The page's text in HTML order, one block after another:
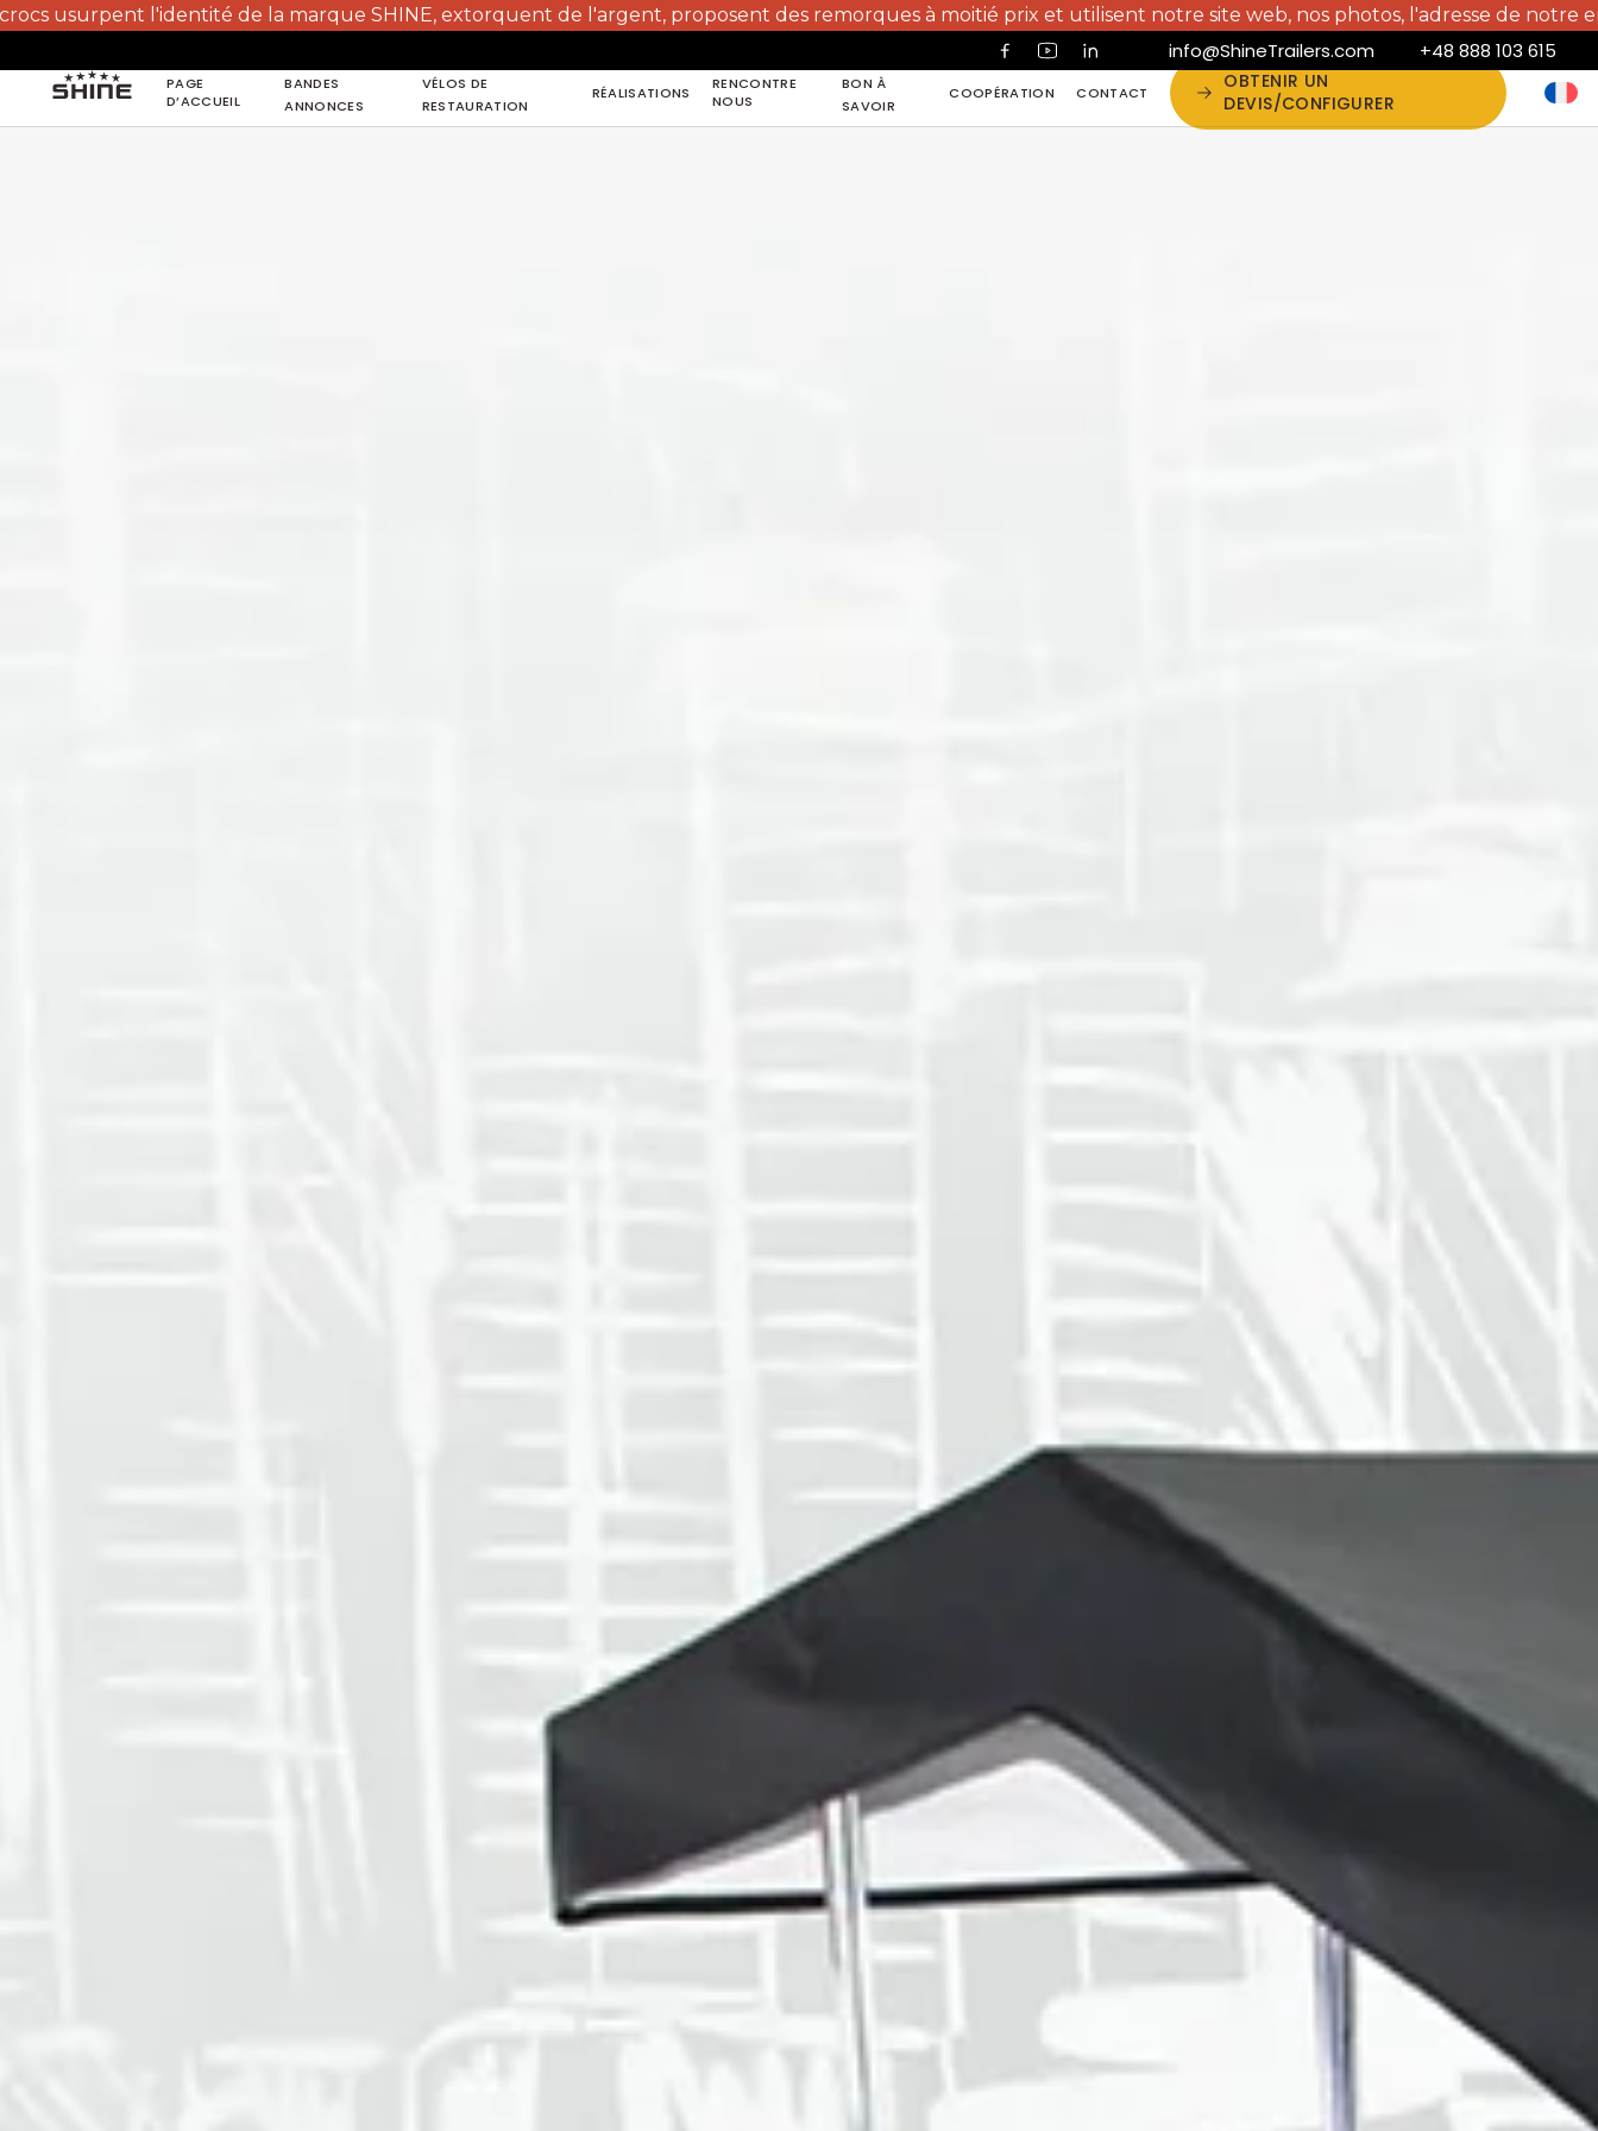
info@ShineTrailers.com +48 888 103 615
PAGE
D’ACCUEIL
BANDES
ANNONCES
VÉLOS DE
RESTAURATION
RÉALISATIONS
RENCONTRE
NOUS
BON À
SAVOIR
COOPÉRATION
CONTACT
OBTENIR UN
DEVIS/CONFIGURER
l'identité de la marque SHINE, extorquent de l'argent, proposent des remorques à moitié prix et utilisent notre site web, nos photos, l'adresse de notre entreprise,